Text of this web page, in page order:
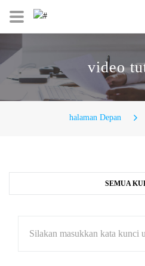
video
halaman Depan
SEMUA
Silakan masukkan kata kunci